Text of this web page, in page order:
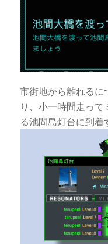
市街地から離れるに
り、小一時間走っ
る池間島灯台に到着